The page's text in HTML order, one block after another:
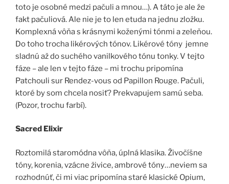
toto je osobné medzi pačuli a mnou…). A táto je ale že
fakt pačuliová. Ale nie je to len etuda na jednu zložku.
Komplexná vôňa s krásnymi koženými tónmi a zeleňou.
Do toho trocha likérových tónov. Likérové tóny jemne
sladnú až do suchého vanilkového tónu tonky. V tejto
fáze – ale len v tejto fáze – mi trochu pripomína
Patchouli sur Rendez-vous od Papillon Rouge. Pačuli,
ktoré by som chcela nosiť? Prekvapujem samú seba.
(Pozor, trochu farbí).
Sacred Elixir
Roztomilá staromódna vôňa, úplná klasika. Živočíšne
tóny, korenia, vzácne živice, ambrové tóny…neviem sa
rozhodnúť, či mi viac pripomína staré klasické Opium,